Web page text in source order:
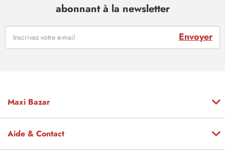
abonnant à la newsletter
Envoyer
Maxi Bazar
Aide & Contact